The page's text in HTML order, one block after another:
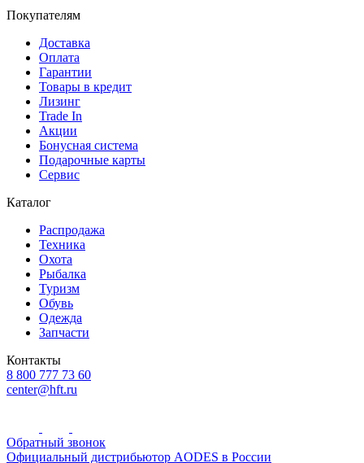
Покупателям
Доставка
Оплата
Гарантии
Товары в кредит
Лизинг
Trade In
Акции
Бонусная система
Подарочные карты
Сервис
Каталог
Распродажа
Техника
Охота
Рыбалка
Туризм
Обувь
Одежда
Запчасти
Контакты
8 800 777 73 60
center@hft.ru
Обратный звонок
Официальный дистрибьютор AODES в России